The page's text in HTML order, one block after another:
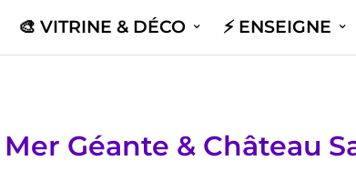
🎨 VITRINE & DÉCO ⚡️ ENSEIGNE
Géante & Château